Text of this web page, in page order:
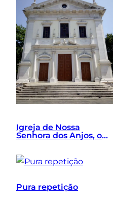
Igreja de Nossa
Senhora dos Anjos, o
Pura repetição